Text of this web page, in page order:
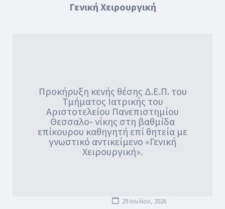
Γενική Χειρουργική
Προκήρυξη κενής θέσης Δ.Ε.Π. του
Τμήματος Ιατρικής του
Αριστοτελείου Πανεπιστημίου
Θεσσαλο- νίκης στη βαθμίδα
επίκουρου καθηγητή επί θητεία με
γνωστικό αντικείμενο «Γενική
Χειρουργική».
29 Ιουλίου, 2026